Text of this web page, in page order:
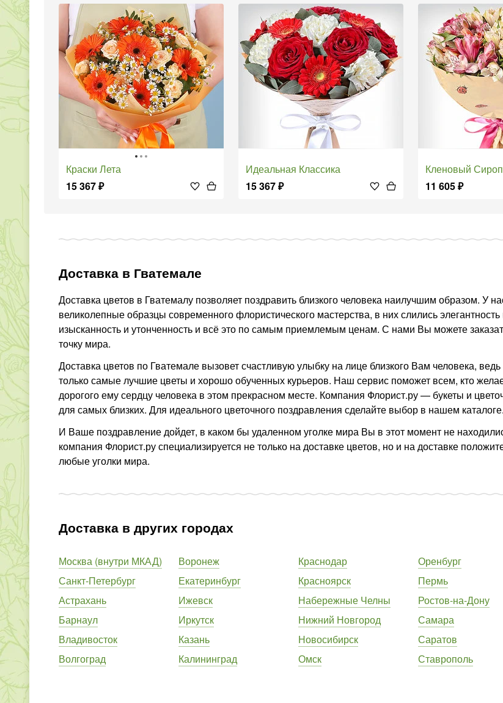
Краски Лета
15 367₽
Идеальная Классика
15 367₽
Кленовый Сироп
11 605₽
Доставка в Гватемале
Доставка цветов в Гватемалу позволяет поздравить близкого человека наилучшим образом. У
великолепные образцы современного флористического мастерства, в них слились элегантность
изысканность и утонченность и всё это по самым приемлемым ценам. С нами Вы можете
точку мира.
Доставка цветов по Гватемале вызовет счастливую улыбку на лице близкого Вам человека,
только самые лучшие цветы и хорошо обученных курьеров. Наш сервис поможет всем, кто
дорогого ему сердцу человека в этом прекрасном месте. Компания Флорист.ру — букеты и
для самых близких. Для идеального цветочного поздравления сделайте выбор в нашем каталоге.
И Ваше поздравление дойдет, в каком бы удаленном уголке мира Вы в этот момент не
компания Флорист.ру специализируется не только на доставке цветов, но и на доставке
любые уголки мира.
Доставка в других городах
Москва (внутри МКАД)
Санкт-Петербург
Астрахань
Барнаул
Владивосток
Волгоград
Воронеж
Екатеринбург
Ижевск
Иркутск
Казань
Калининград
Краснодар
Красноярск
Набережные Челны
Нижний Новгород
Новосибирск
Омск
Оренбург
Пермь
Ростов-на-Дону
Самара
Саратов
Ставрополь